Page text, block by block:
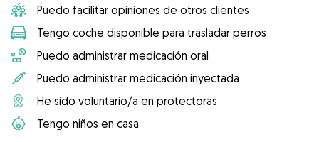
Puedo facilitar opiniones de otros clientes
Tengo coche disponible para trasladar perros
Puedo administrar medicación oral
Puedo administrar medicación inyectada
He sido voluntario/a en protectoras
Tengo niños en casa